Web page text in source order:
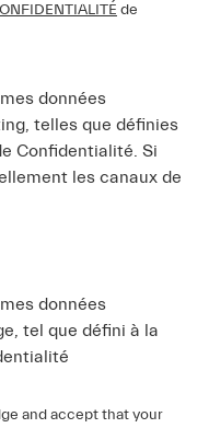
de
données
telles que définies
Confidentialité. Si
les canaux de
données
tel que défini à la
and accept that your